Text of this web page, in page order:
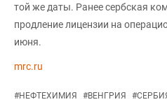
той же даты. Ранее сербская
продление лицензии на
июня.
mrc.ru
#НЕФТЕХИМИЯ #ВЕНГРИЯ #